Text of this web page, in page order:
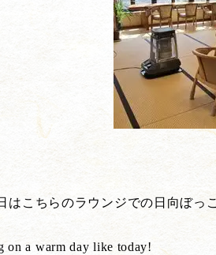
はこちらのラウンジでの日向ぼっ
on a warm day like today!